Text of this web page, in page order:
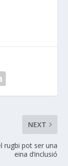
NEXT
rugbi pot ser una
eina d’inclusió